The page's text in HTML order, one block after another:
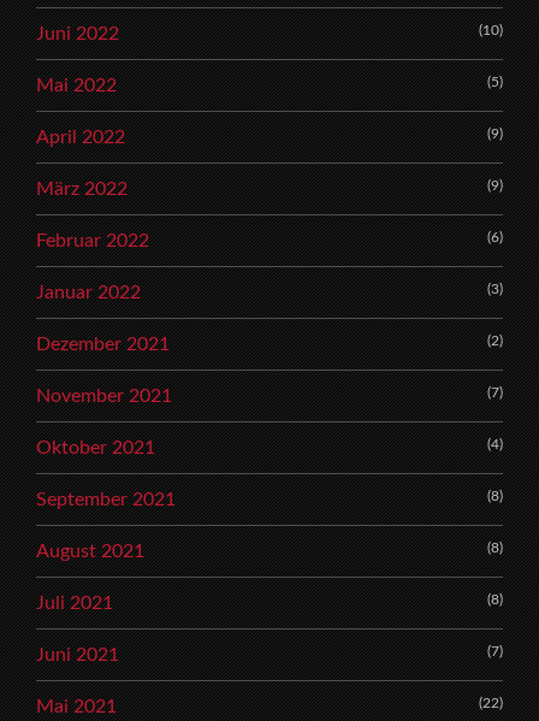
Juni 2022 (10)
Mai 2022 (5)
April 2022 (9)
März 2022 (9)
Februar 2022 (6)
Januar 2022 (3)
Dezember 2021 (2)
November 2021 (7)
Oktober 2021 (4)
September 2021 (8)
August 2021 (8)
Juli 2021 (8)
Juni 2021 (7)
Mai 2021 (22)